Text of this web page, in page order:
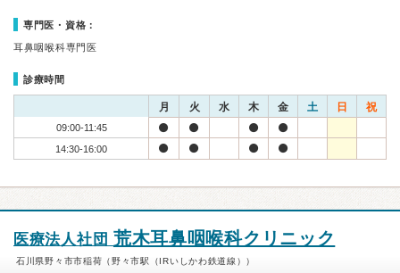
専門医・資格：
耳鼻咽喉科専門医
診療時間
月 火 水 木 金 土 日 祝
09:00-11:45
14:30-16:00
医療法人社団 荒木耳鼻咽喉科クリニック
石川県野々市市稲荷（野々市駅（IRいしかわ鉄道線））